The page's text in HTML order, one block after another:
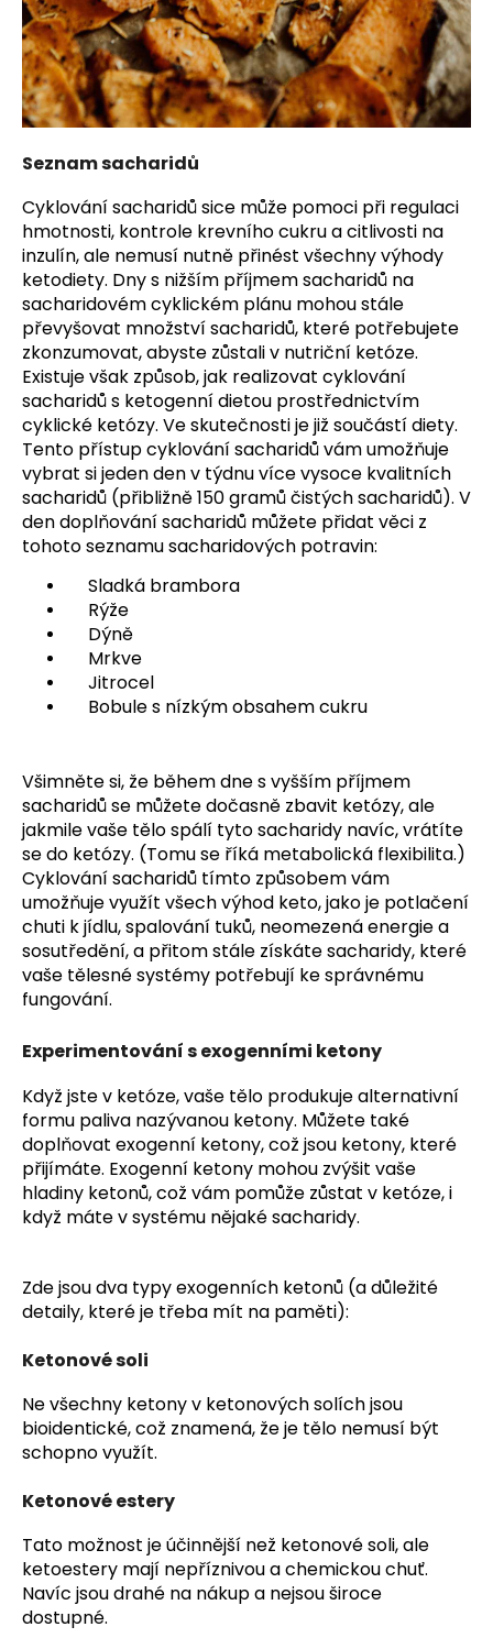
Seznam sacharidů
Cyklování sacharidů sice může pomoci při regulaci
hmotnosti, kontrole krevního cukru a citlivosti na
inzulín, ale nemusí nutně přinést všechny výhody
ketodiety. Dny s nižším příjmem sacharidů na
sacharidovém cyklickém plánu mohou stále
převyšovat množství sacharidů, které potřebujete
zkonzumovat, abyste zůstali v nutriční ketóze.
Existuje však způsob, jak realizovat cyklování
sacharidů s ketogenní dietou prostřednictvím
cyklické ketózy. Ve skutečnosti je již součástí diety.
Tento přístup cyklování sacharidů vám umožňuje
vybrat si jeden den v týdnu více vysoce kvalitních
sacharidů (přibližně 150 gramů čistých sacharidů). V
den doplňování sacharidů můžete přidat věci z
tohoto seznamu sacharidových potravin:
Sladká brambora
Rýže
Dýně
Mrkve
Jitrocel
Bobule s nízkým obsahem cukru
Všimněte si, že během dne s vyšším příjmem
sacharidů se můžete dočasně zbavit ketózy, ale
jakmile vaše tělo spálí tyto sacharidy navíc, vrátíte
se do ketózy. (Tomu se říká metabolická flexibilita.)
Cyklování sacharidů tímto způsobem vám
umožňuje využít všech výhod keto, jako je potlačení
chuti k jídlu, spalování tuků, neomezená energie a
sosutředění, a přitom stále získáte sacharidy, které
vaše tělesné systémy potřebují ke správnému
fungování.
Experimentování s exogenními ketony
Když jste v ketóze, vaše tělo produkuje alternativní
formu paliva nazývanou ketony. Můžete také
doplňovat exogenní ketony, což jsou ketony, které
přijímáte. Exogenní ketony mohou zvýšit vaše
hladiny ketonů, což vám pomůže zůstat v ketóze, i
když máte v systému nějaké sacharidy.
Zde jsou dva typy exogenních ketonů (a důležité
detaily, které je třeba mít na paměti):
Ketonové soli
Ne všechny ketony v ketonových solích jsou
bioidentické, což znamená, že je tělo nemusí být
schopno využít.
Ketonové estery
Tato možnost je účinnější než ketonové soli, ale
ketoestery mají nepříznivou a chemickou chuť.
Navíc jsou drahé na nákup a nejsou široce
dostupné.